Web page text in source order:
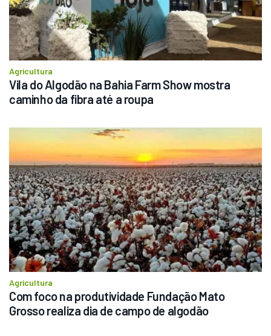
Agricultura
Vila do Algodão na Bahia Farm Show mostra
caminho da fibra até a roupa
Agricultura
Com foco na produtividade Fundação Mato
Grosso realiza dia de campo de algodão